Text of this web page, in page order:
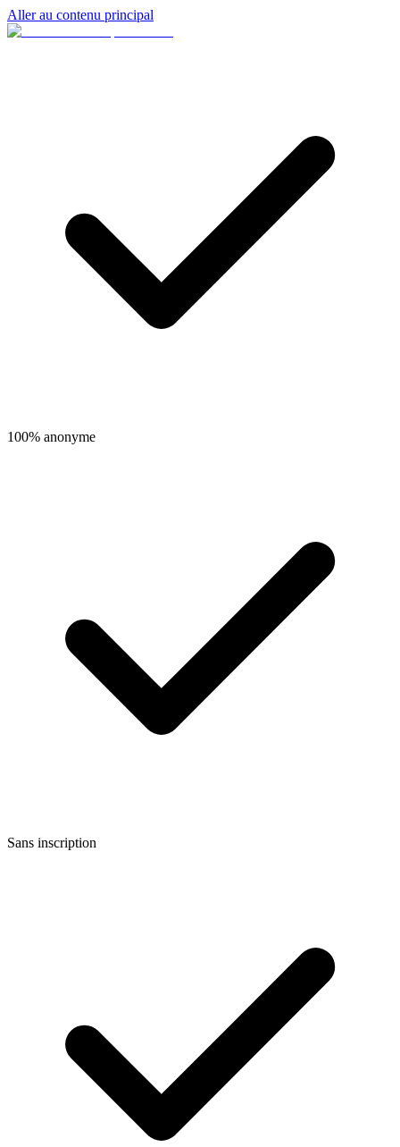
Aller au contenu principal
100% anonyme
Sans inscription